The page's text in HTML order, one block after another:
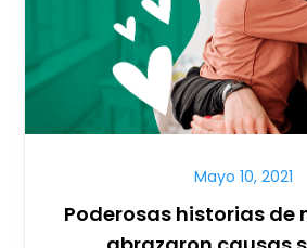
Mayo 10, 2021
Poderosas historias de